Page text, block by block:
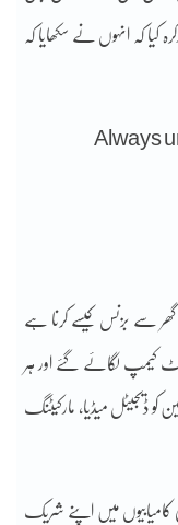
کیا کہ انہوں نے سکھایا کہ
Always
کہ اپنے گھر سے بزنس کیسے کرنا ہے
گیا۔ 11 شہروں میں بوٹ کیمپ لگائے گئے اور ہر
کو ڈیجیٹل میڈیا، مارکیٹنگ
کامیابیوں میں اپنے شریک